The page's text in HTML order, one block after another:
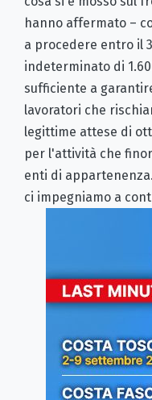
hanno affermato –
a procedere entro il
indeterminato di
sufficiente a
lavoratori che
legittime attese di
per l'attività che
enti di
ci impegniamo a